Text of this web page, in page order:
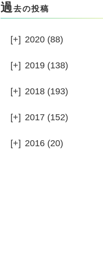
過 去の投稿
[+] 2020 (88)
[+] 2019 (138)
[+] 2018 (193)
[+] 2017 (152)
[+] 2016 (20)